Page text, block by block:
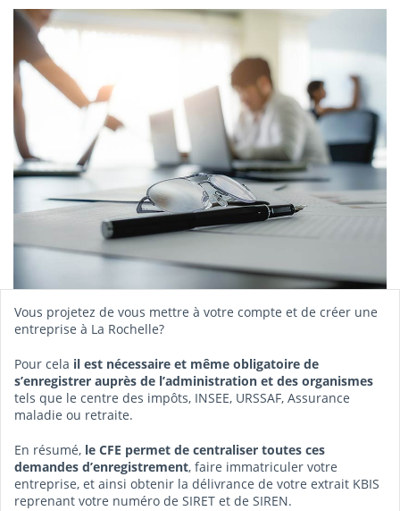
Vous projetez de vous mettre à votre compte et de créer une
entreprise à La Rochelle?
Pour cela il est nécessaire et même obligatoire de
s’enregistrer auprès de l’administration et des organismes
tels que le centre des impôts, INSEE, URSSAF, Assurance
maladie ou retraite.
En résumé, le CFE permet de centraliser toutes ces
demandes d’enregistrement, faire immatriculer votre
entreprise, et ainsi obtenir la délivrance de votre extrait KBIS
reprenant votre numéro de SIRET et de SIREN.